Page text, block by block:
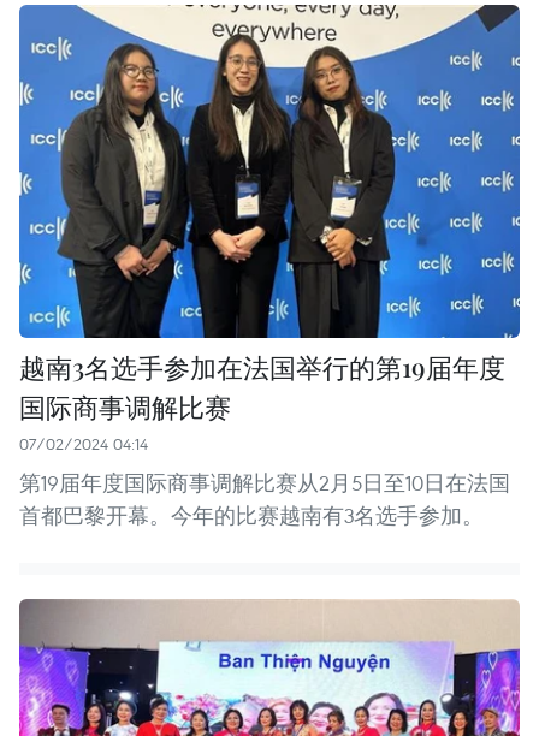
越南3名选手参加在法国举行的第19届年度
国际商事调解比赛
07/02/2024 04:14
第19届年度国际商事调解比赛从2月5日至10日在法国
首都巴黎开幕。今年的比赛越南有3名选手参加。